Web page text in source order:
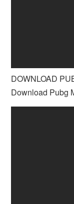
DOWNLOAD
Download Pubg